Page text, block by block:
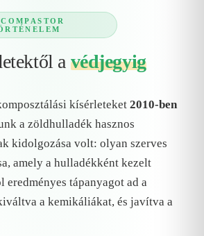
a védjegyig
kísérleteket 2010-ben
a zöldhulladék hasznos
kidolgozása volt: olyan szerves
amely a hulladékként kezelt
tápanyagot ad a
a kemikáliákat, és javítva a